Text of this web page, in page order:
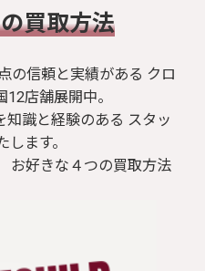
買取方法
の信頼と実績がある クロ
店舗展開中。
知識と経験のある スタッ
ます。
お好きな４つの買取方法